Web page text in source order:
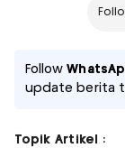
Follow
update berita
Topik Artikel :